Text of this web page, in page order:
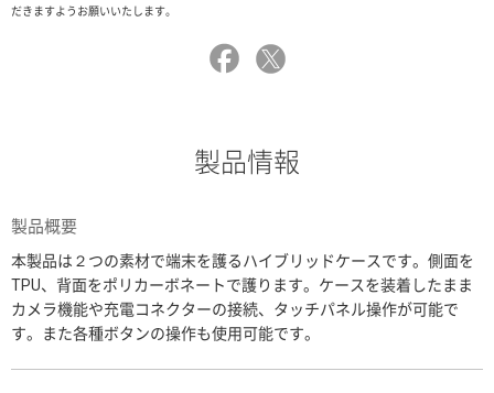
だきますようお願いいたします。
製品情報
製品概要
本製品は２つの素材で端末を護るハイブリッドケースです。側面を
TPU、背面をポリカーボネートで護ります。ケースを装着したまま
カメラ機能や充電コネクターの接続、タッチパネル操作が可能で
す。また各種ボタンの操作も使用可能です。